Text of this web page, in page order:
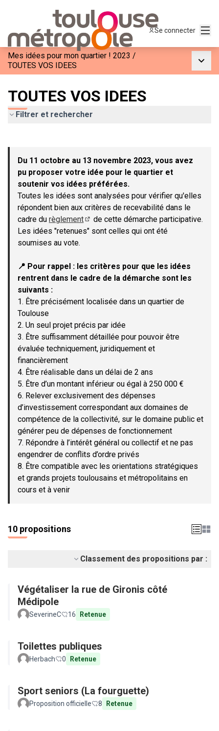
Se connecter
Mes idées pour mon quartier ! 2023 /
TOUTES VOS IDEES
TOUTES VOS IDEES
Filtrer et rechercher
−
Du 11 octobre au 13 novembre 2023, vous avez
pu proposer votre idée pour le quartier et
soutenir vos idées préférées.
Toutes les idées sont analysées pour vérifier qu'elles
répondent bien aux critères de recevabilité dans le
cadre du règlement
(Lien externe)
de cette démarche participative.
Les idées "retenues" sont celles qui ont été
soumises au vote.
📍 Pour rappel : les critères pour que les idées
rentrent dans le cadre de la démarche sont les
suivants :
1. Être précisément localisée dans un quartier de
Toulouse
2. Un seul projet précis par idée
3. Être suffisamment détaillée pour pouvoir être
évaluée techniquement, juridiquement et
financièrement
4. Être réalisable dans un délai de 2 ans
5. Être d’un montant inférieur ou égal à 250 000 €
6. Relever exclusivement des dépenses
d’investissement correspondant aux domaines de
compétence de la collectivité, sur le domaine public et
générer peu de dépenses de fonctionnement
7. Répondre à l’intérêt général ou collectif et ne pas
engendrer de conflits d’ordre privés
8. Être compatible avec les orientations stratégiques
et grands projets toulousains et métropolitains en
cours et à venir
10 propositions
Classement des propositions par :
Végétaliser la rue de Gironis côté
Médipole
SeverineC 16 Retenue
Toilettes publiques
Herbach 0 Retenue
Sport seniors (La fourguette)
Proposition officielle 8 Retenue